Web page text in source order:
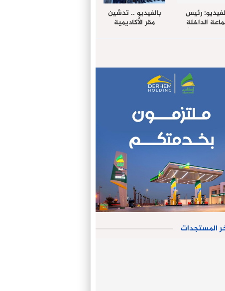
رئيس
الداخلة
حرمة الله
الامريكية
بالفيديو .. تدشين
مقر الأكاديمية
المستجدات